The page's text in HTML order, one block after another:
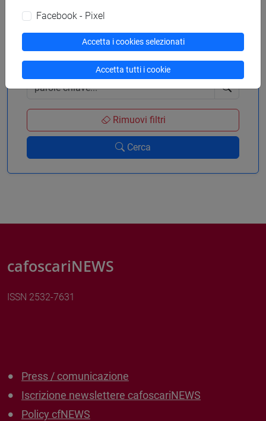
al
Rimuovi filtri
Cerca
cafoscariNEWS
ISSN 2532-7631
Press / comunicazione
Iscrizione newslettere cafoscariNEWS
Policy cfNEWS
Facebook - Pixel
Accetta i cookies selezionati
Accetta tutti i cookie